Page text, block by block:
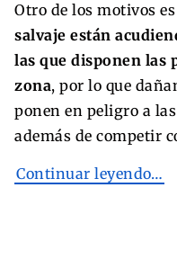
Otro de los motivos
salvaje están
las que disponen las
zona, por lo que
ponen en peligro a
además de competir
Continuar leyendo…